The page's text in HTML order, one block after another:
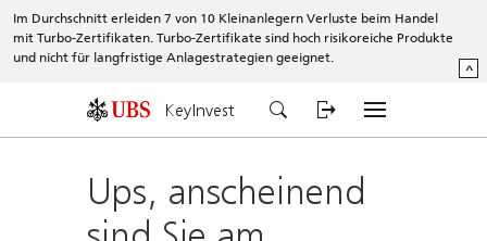
Im Durchschnitt erleiden 7 von 10 Kleinanlegern Verluste beim Handel
mit Turbo-Zertifikaten. Turbo-Zertifikate sind hoch risikoreiche Produkte
und nicht für langfristige Anlagestrategien geeignet.
^
KeyInvest
Ups, anscheinend